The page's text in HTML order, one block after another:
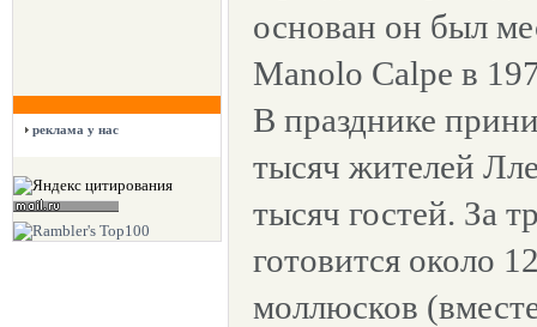
реклама у нас
основан он был
Manolo Calpe в
В празднике
тысяч жителей
тысяч гостей. За
готовится около
моллюсков